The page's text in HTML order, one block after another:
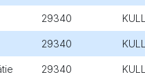
29340
29340
29340